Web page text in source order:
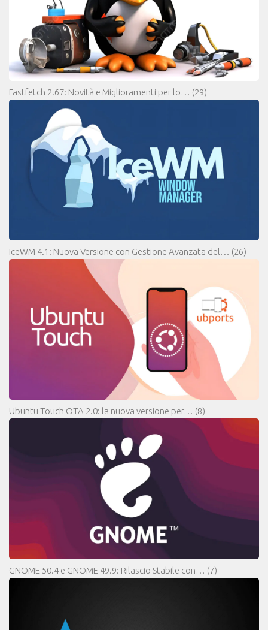
Fastfetch 2.67: Novità e Miglioramenti per lo… (29)
IceWM 4.1: Nuova Versione con Gestione Avanzata del… (26)
Ubuntu Touch OTA 2.0: la nuova versione per… (8)
GNOME 50.4 e GNOME 49.9: Rilascio Stabile con… (7)